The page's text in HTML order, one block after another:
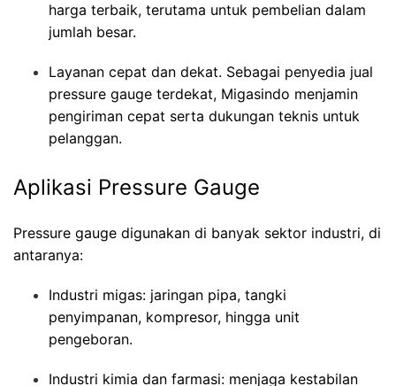
harga terbaik, terutama untuk pembelian dalam
jumlah besar.
Layanan cepat dan dekat. Sebagai penyedia jual
pressure gauge terdekat, Migasindo menjamin
pengiriman cepat serta dukungan teknis untuk
pelanggan.
Aplikasi Pressure Gauge
Pressure gauge digunakan di banyak sektor industri, di
antaranya:
Industri migas: jaringan pipa, tangki
penyimpanan, kompresor, hingga unit
pengeboran.
Industri kimia dan farmasi: menjaga kestabilan